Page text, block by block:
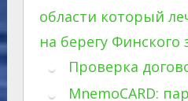
области который
на берегу Финского
Проверка
MnemoCARD: